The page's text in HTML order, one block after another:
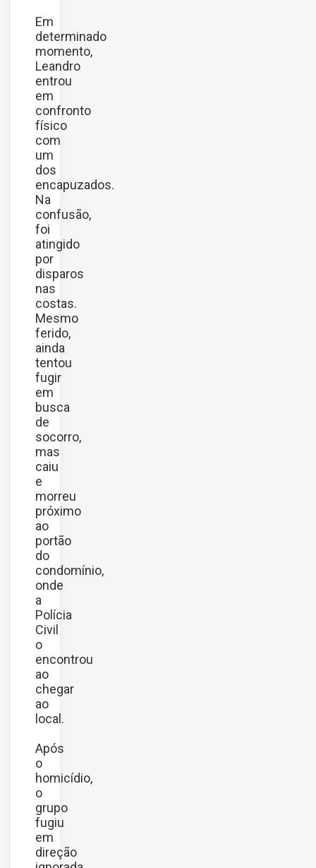
Em
determinado
momento,
Leandro
entrou
em
confronto
físico
com
um
dos
encapuzados.
Na
confusão,
foi
atingido
por
disparos
nas
costas.
Mesmo
ferido,
ainda
tentou
fugir
em
busca
de
socorro,
mas
caiu
e
morreu
próximo
ao
portão
do
condomínio,
onde
a
Polícia
Civil
o
encontrou
ao
chegar
ao
local.
Após
o
homicídio,
o
grupo
fugiu
em
direção